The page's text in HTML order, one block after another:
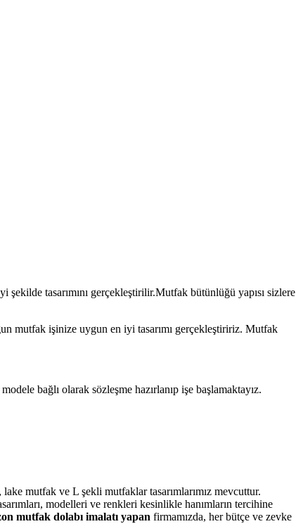
tasarımını gerçekleştirilir.Mutfak bütünlüğü yapısı sizlere
mutfak işinize uygun en iyi tasarımı gerçekleştiririz. Mutfak
bağlı olarak sözleşme hazırlanıp işe başlamaktayız.
mutfak ve L şekli mutfaklar tasarımlarımız mevcuttur.
modelleri ve renkleri kesinlikle hanımların tercihine
mutfak dolabı imalatı yapan firmamızda, her bütçe ve zevke